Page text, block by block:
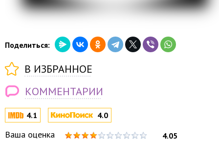
4.1 4.0
Ваша оценка 4.05
Поделиться:
В ИЗБРАННОЕ
КОММЕНТАРИИ